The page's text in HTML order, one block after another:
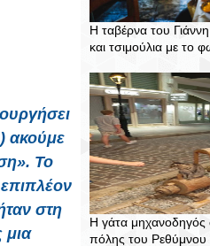
ακούμε
Το
στη
μια
Η ταβέρνα του
και τσιμούλια με το
Η γάτα μηχανοδηγός
πόλης του Ρεθύμνου